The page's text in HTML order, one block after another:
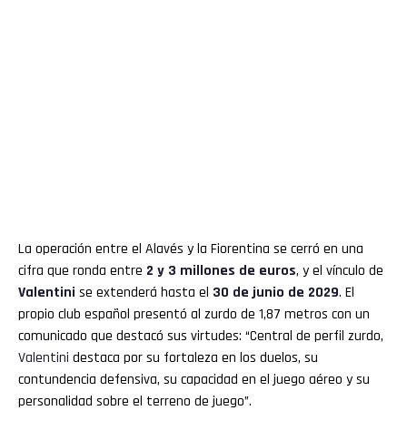
La operación entre el Alavés y la Fiorentina se cerró en una
cifra que ronda entre 2 y 3 millones de euros, y el vínculo de
Valentini se extenderá hasta el 30 de junio de 2029. El
propio club español presentó al zurdo de 1,87 metros con un
comunicado que destacó sus virtudes: “Central de perfil zurdo,
Valentini destaca por su fortaleza en los duelos, su
contundencia defensiva, su capacidad en el juego aéreo y su
personalidad sobre el terreno de juego”.